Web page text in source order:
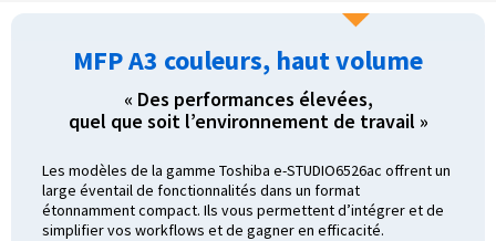
MFP A3 couleurs, haut volume
« Des performances élevées,
quel que soit l’environnement de travail »
Les modèles de la gamme Toshiba e-STUDIO6526ac offrent un
large éventail de fonctionnalités dans un format
étonnamment compact. Ils vous permettent d’intégrer et de
simplifier vos workflows et de gagner en efficacité.